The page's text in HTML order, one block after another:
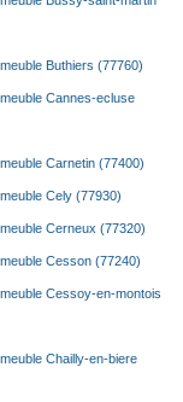
Buthiers (77760)
Cannes-ecluse
Carnetin (77400)
Cely (77930)
Cerneux (77320)
Cesson (77240)
Cessoy-en-montois
Chailly-en-biere